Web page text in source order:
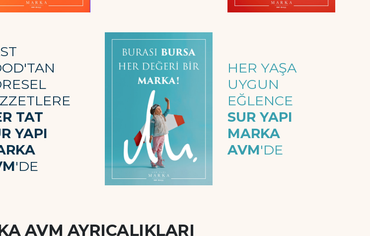
TAT
YAPI
'DE
HER YAŞA
UYGUN
EĞLENCE
SUR YAPI
MARKA
AVM'DE
AVM AYRICALIKLARI